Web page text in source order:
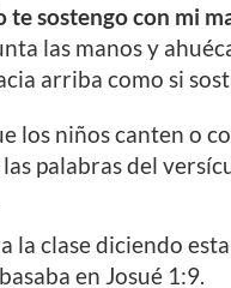
te sostengo con mi
las manos y
arriba como si
los niños canten o
palabras del
la clase diciendo
en Josué 1:9.